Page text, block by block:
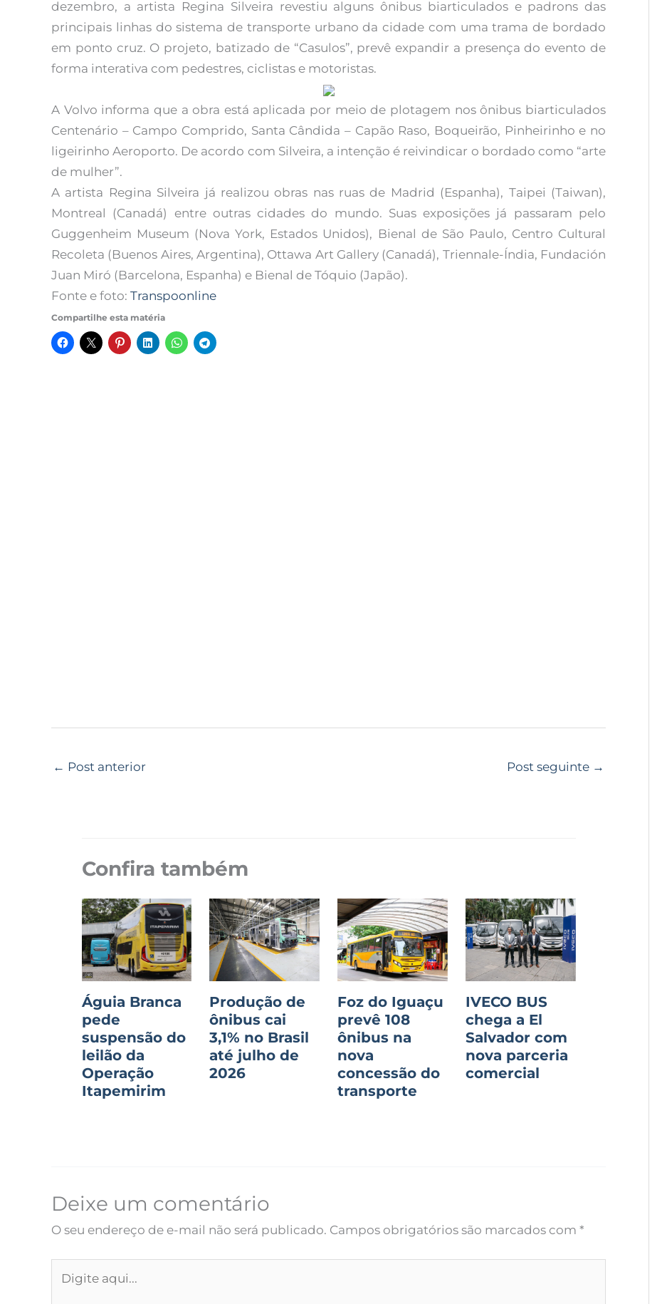
dezembro, a artista Regina Silveira revestiu alguns ônibus biarticulados e padrons das
principais linhas do sistema de transporte urbano da cidade com uma trama de bordado
em ponto cruz. O projeto, batizado de “Casulos”, prevê expandir a presença do evento de
forma interativa com pedestres, ciclistas e motoristas.
A Volvo informa que a obra está aplicada por meio de plotagem nos ônibus biarticulados
Centenário – Campo Comprido, Santa Cândida – Capão Raso, Boqueirão, Pinheirinho e no
ligeirinho Aeroporto. De acordo com Silveira, a intenção é reivindicar o bordado como “arte
de mulher”.
A artista Regina Silveira já realizou obras nas ruas de Madrid (Espanha), Taipei (Taiwan),
Montreal (Canadá) entre outras cidades do mundo. Suas exposições já passaram pelo
Guggenheim Museum (Nova York, Estados Unidos), Bienal de São Paulo, Centro Cultural
Recoleta (Buenos Aires, Argentina), Ottawa Art Gallery (Canadá), Triennale-Índia, Fundación
Juan Miró (Barcelona, Espanha) e Bienal de Tóquio (Japão).
Fonte e foto: Transpoonline
Compartilhe esta matéria
← Post anterior Post seguinte →
Confira também
Águia Branca
pede
suspensão do
leilão da
Operação
Itapemirim
Produção de
ônibus cai
3,1% no Brasil
até julho de
2026
Foz do Iguaçu
prevê 108
ônibus na
nova
concessão do
transporte
IVECO BUS
chega a El
Salvador com
nova parceria
comercial
Deixe um comentário
O seu endereço de e-mail não será publicado. Campos obrigatórios são marcados com *
aqui...